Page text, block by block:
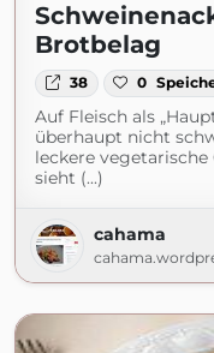
Brotbelag
38 0
Auf Fleisch als
überhaupt nicht
leckere
sieht (...)
cahama